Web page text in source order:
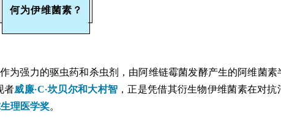
何为伊维菌素？
为强力的驱虫药和杀虫剂，由阿维链霉菌发酵产生的阿维菌素
者威廉·C·坎贝尔和大村智 ，正是凭借其衍生物伊维菌素在对抗
理医学奖。